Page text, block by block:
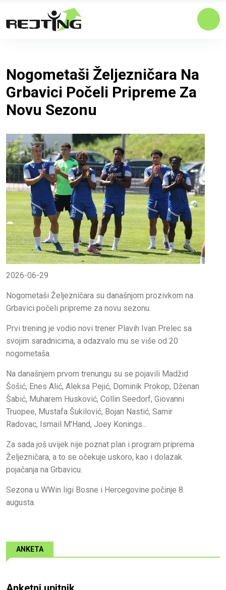
Nogometaši Željezničara Na
Grbavici Počeli Pripreme Za
Novu Sezonu
2026-06-29
Nogometaši Željezničara su današnjom prozivkom na
Grbavici počeli pripreme za novu sezonu.
Prvi trening je vodio novi trener Plavih Ivan Prelec sa
svojim saradnicima, a odazvalo mu se više od 20
nogometaša.
Na današnjem prvom trenungu su se pojavili Madžid
Šošić, Enes Alić, Aleksa Pejić, Dominik Prokop, Dženan
Šabić, Muharem Husković, Collin Seedorf, Giovanni
Truopee, Mustafa Šukilović, Bojan Nastić, Samir
Radovac, Ismail M'Hand, Joey Konings...
Za sada još uvijek nije poznat plan i program priprema
Željezničara, a to se očekuje uskoro, kao i dolazak
pojačanja na Grbavicu.
Sezona u WWin ligi Bosne i Hercegovine počinje 8.
augusta.
ANKETA